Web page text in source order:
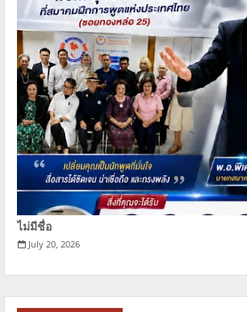
ไม่มีชื่อ
July 20, 2026